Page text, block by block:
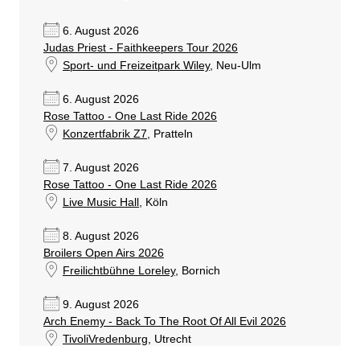
6. August 2026
Judas Priest - Faithkeepers Tour 2026
Sport- und Freizeitpark Wiley, Neu-Ulm
6. August 2026
Rose Tattoo - One Last Ride 2026
Konzertfabrik Z7 , Pratteln
7. August 2026
Rose Tattoo - One Last Ride 2026
Live Music Hall, Köln
8. August 2026
Broilers Open Airs 2026
Freilichtbühne Loreley, Bornich
9. August 2026
Arch Enemy - Back To The Root Of All Evil 2026
TivoliVredenburg , Utrecht